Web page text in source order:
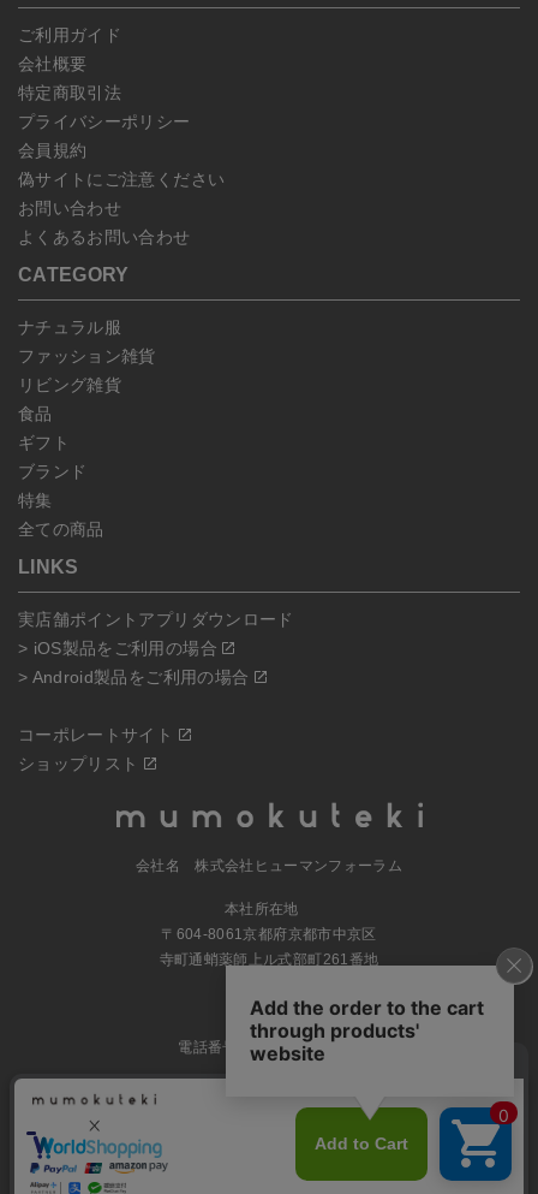
じめご了承ください。
ご利用ガイド
会社概要
特定商取引法
プライバシーポリシー
会員規約
偽サイトにご注意ください
お問い合わせ
よくあるお問い合わせ
CATEGORY
ナチュラル服
ファッション雑貨
リビング雑貨
食品
ギフト
ブランド
特集
全ての商品
LINKS
実店舗ポイントアプリダウンロード
> iOS製品をご利用の場合
> Android製品をご利用の場合
コーポレートサイト
ショップリスト
会社名 株式会社ヒューマンフォーラム
本社所在地
〒604-8061京都府京都市中京区
寺町通蛸薬師上ル式部町261番地
MAP
電話番号 070-5504-0806